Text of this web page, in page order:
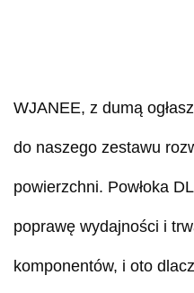
WJANEE, z dumą
do naszego zestawu
powierzchni. Powłoka
poprawę wydajności i
komponentów, i oto